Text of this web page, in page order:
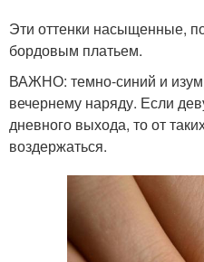
Эти оттенки насыщенные,
бордовым платьем.
ВАЖНО: темно-синий и
вечернему наряду. Если
дневного выхода, то от
воздержаться.